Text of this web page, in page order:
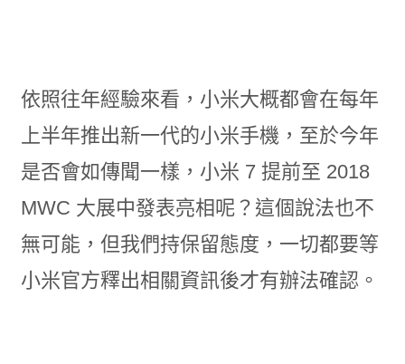
依照往年經驗來看，小米大概都會在每年
上半年推出新一代的小米手機，至於今年
是否會如傳聞一樣，小米 7 提前至 2018
MWC 大展中發表亮相呢？這個說法也不
無可能，但我們持保留態度，一切都要等
小米官方釋出相關資訊後才有辦法確認。